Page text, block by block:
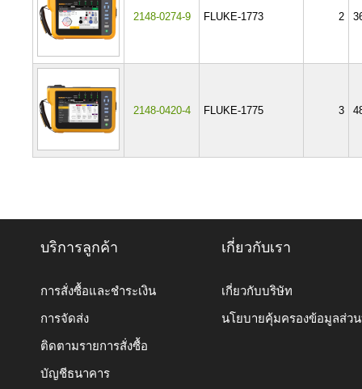
2148-0274-9 FLUKE-1773 2
2148-0420-4 FLUKE-1775 3
บริการลูกค้า
การสั่งซื้อและชำระเงิน
การจัดส่ง
ติดตามรายการสั่งซื้อ
บัญชีธนาคาร
เกี่ยวกับเรา
เกี่ยวกับบริษัท
นโยบายคุ้มครองข้อมูลส่ว